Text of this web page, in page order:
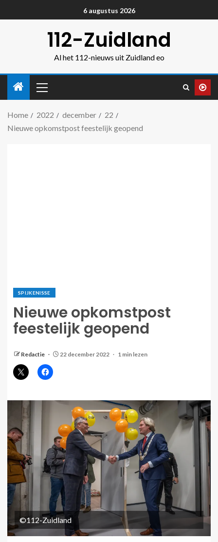
6 augustus 2026
112-Zuidland
Al het 112-nieuws uit Zuidland eo
Home 2022 december
22
Nieuwe opkomstpost feestelijk geopend
SPIJKENISSE
Nieuwe opkomstpost
feestelijk geopend
Redactie 22 december 2022 1 min lezen
©112-Zuidland